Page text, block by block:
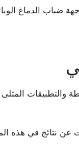
ضباب الدماغ
والتطبيقات
عن نتائج في هذه